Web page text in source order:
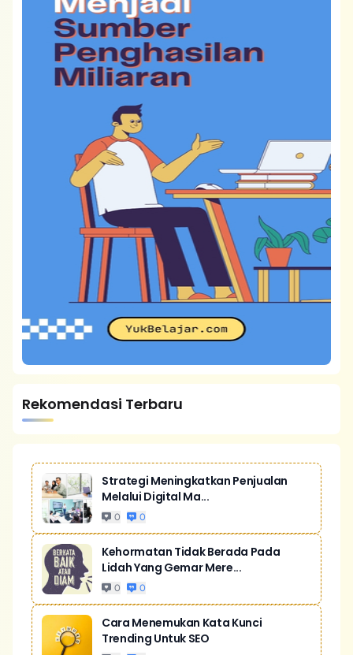
Rekomendasi Terbaru
Strategi Meningkatkan Penjualan
Melalui Digital Ma...
0 0
Kehormatan Tidak Berada Pada
Lidah Yang Gemar Mere...
0 0
Cara Menemukan Kata Kunci
Trending Untuk SEO